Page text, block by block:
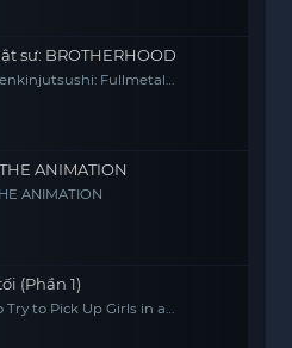
sư: BROTHERHOOD
Fullmetal
ANIMATION
ANIMATION
(Phần 1)
Try to Pick Up Girls in a